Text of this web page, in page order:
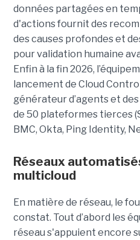
données partagées en
d'actions fournit des
des causes profondes et
pour validation humaine
Enfin à la fin 2026,
lancement de Cloud
générateur d’agents et
de 50 plateformes tierces
BMC, Okta, Ping Identity,
Réseaux
multicloud
En matière de réseau, le
constat. Tout d’abord les
réseau s'appuient encore